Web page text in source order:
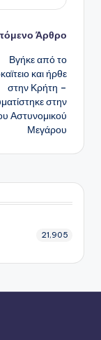
Άρθρο
Βγήκε από το
και ήρθε
στην Κρήτη –
στην
Αστυνομικού
Μεγάρου
21,905